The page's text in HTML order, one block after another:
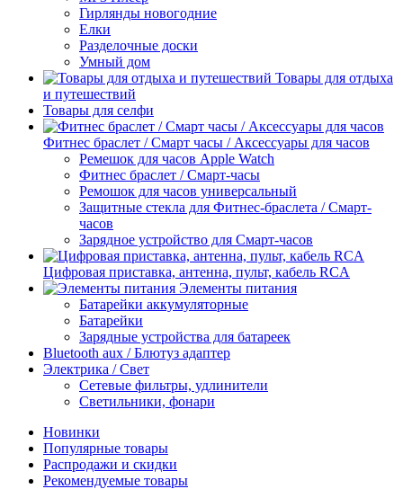
Гирлянды новогодние
Елки
Разделочные доски
Умный дом
Товары для отдыха
и путешествий
Товары для селфи
Фитнес браслет / Смарт часы / Аксессуары для часов
Ремешок для часов Apple Watch
Фитнес браслет / Смарт-часы
Ремошок для часов универсальный
Защитные стекла для Фитнес-браслета / Смарт-
часов
Зарядное устройство для Смарт-часов
Цифровая приставка, антенна, пульт, кабель RCA
Элементы питания
Батарейки аккумуляторные
Батарейки
Зарядные устройства для батареек
Bluetooth aux / Блютуз адаптер
Электрика / Свет
Сетевые фильтры, удлинители
Светильники, фонари
Новинки
Популярные товары
Распродажи и скидки
Рекомендуемые товары